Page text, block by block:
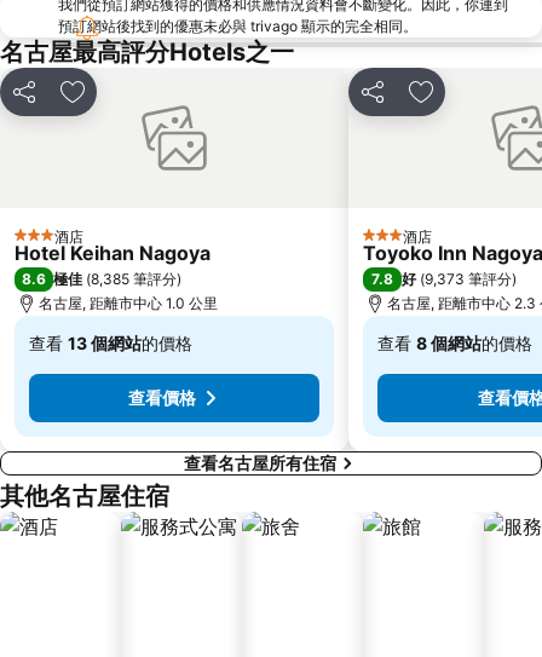
Kintetsu Yokkaichi Station
我們從預訂網站獲得的價格和供應情況資料會不斷變化。因此，你連到
預訂網站後找到的優惠未必與 trivago 顯示的完全相同。
名古屋最高評分Hotels之一
分享 放到收藏夾
3 星級酒店
Hotel Keihan Nagoya
8.6 極佳 (8,385 筆評分)
名古屋, 距離市中心 1.0 公里
查看 13 個網站的價格
至
查看價格
分享 放到收藏夾
3 星級酒店
Toyoko Inn
7.8 好 (9,373 筆評分)
名古屋, 距離市中心 2.3
查看 8 個網站的價格
至
查看價
查看名古屋所有住宿
其他名古屋住宿